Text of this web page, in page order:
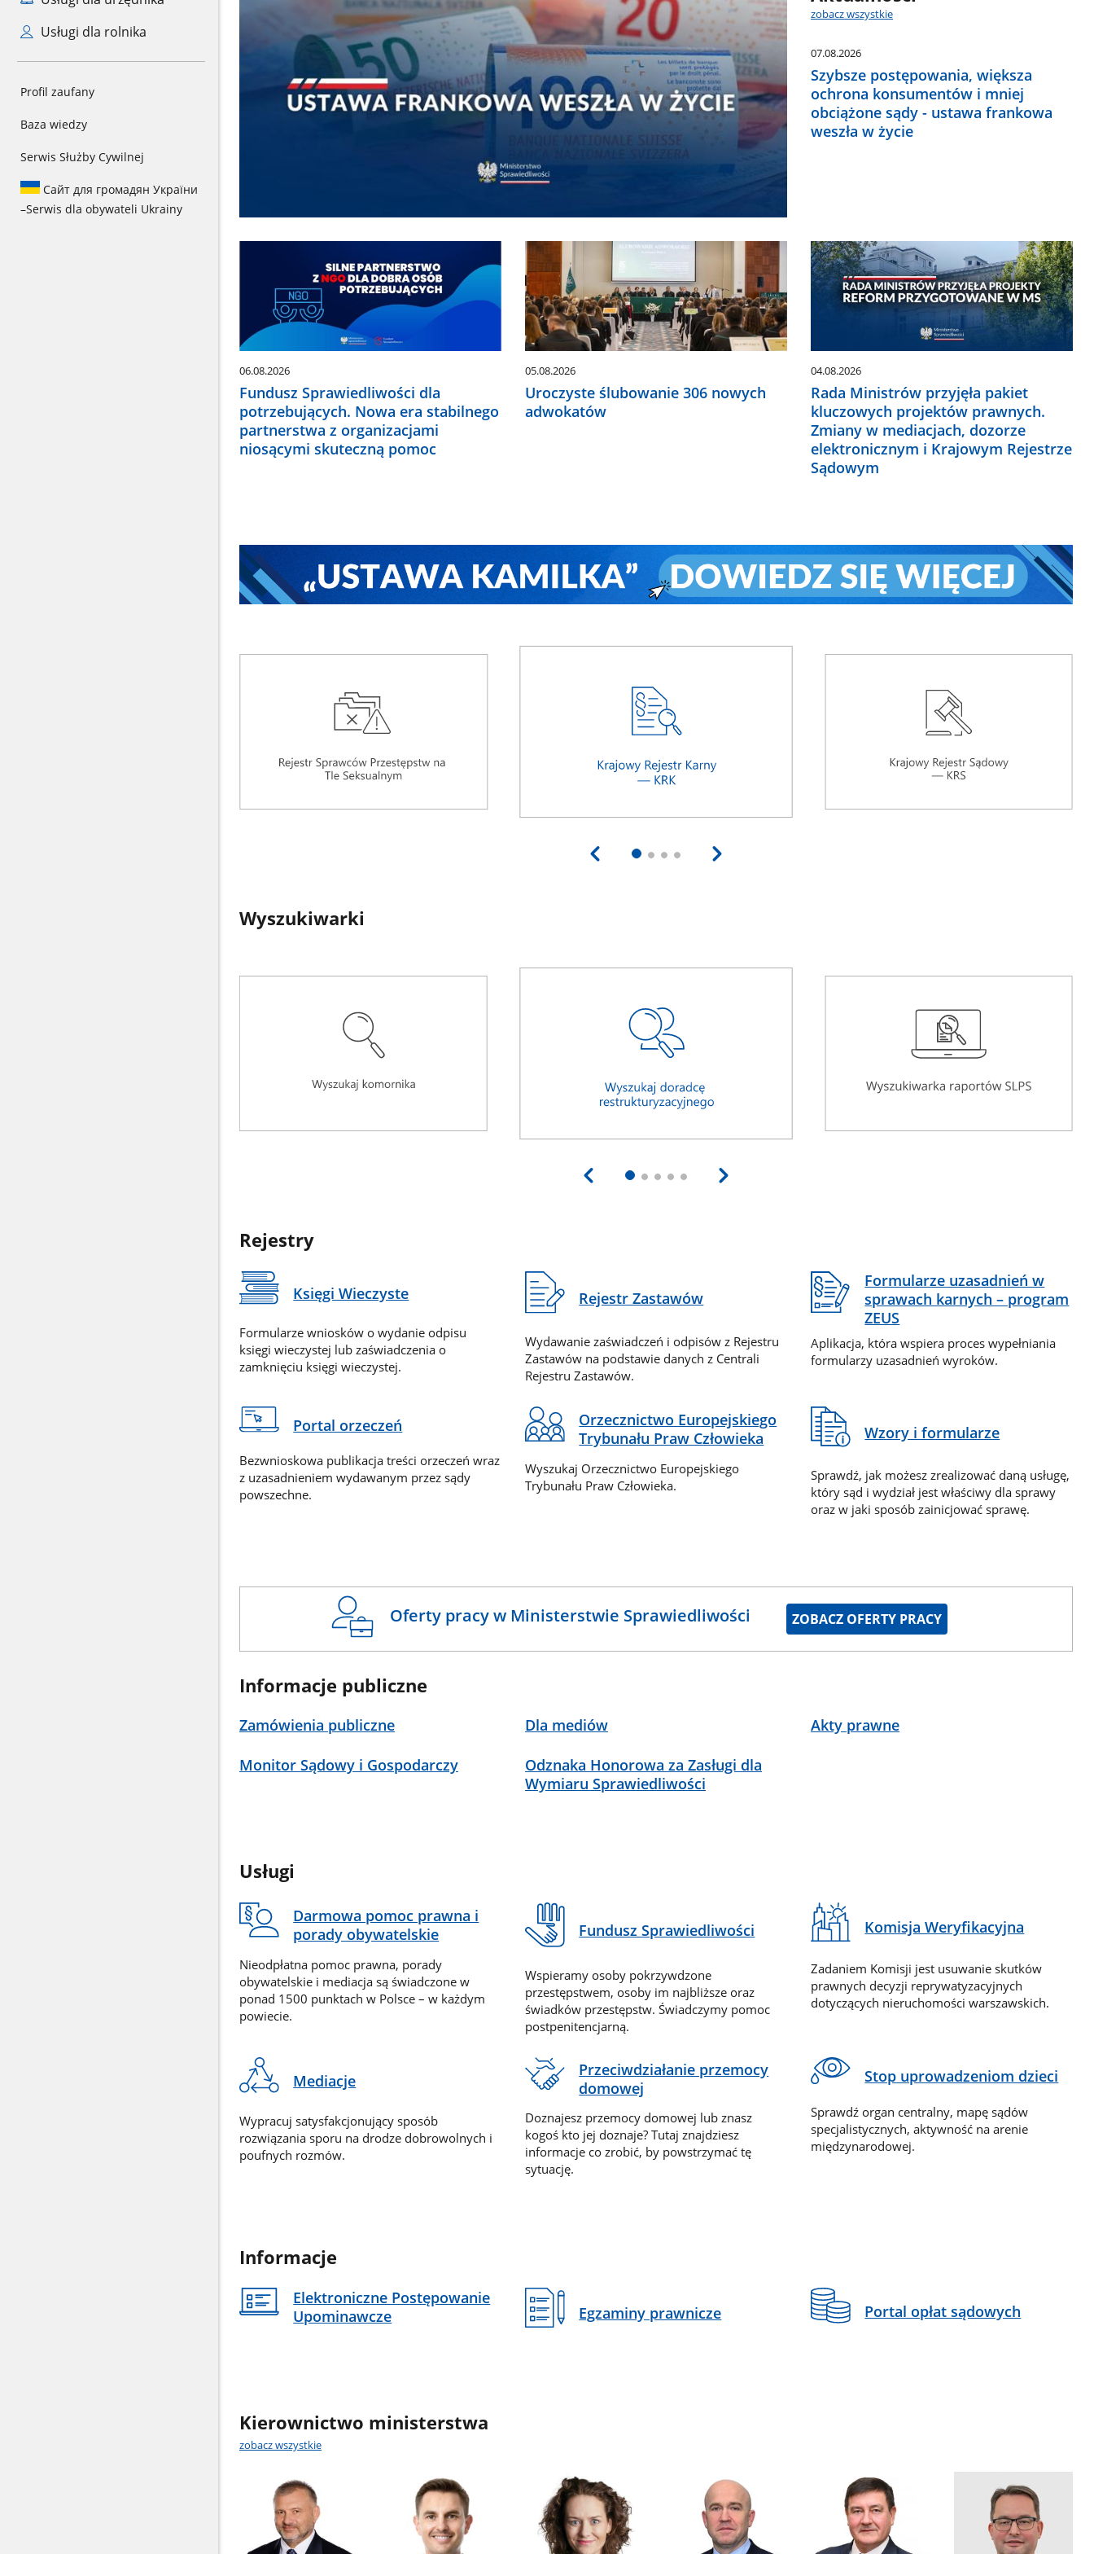
Usługi dla rolnika
Profil zaufany
Baza wiedzy
Serwis Służby Cywilnej
Сайт для громадян України
–Serwis dla obywateli Ukrainy
zobacz wszystkie
07.08.2026
Szybsze postępowania, większa
ochrona konsumentów i mniej
obciążone sądy - ustawa frankowa
weszła w życie
06.08.2026
Fundusz Sprawiedliwości dla
potrzebujących. Nowa era stabilnego
partnerstwa z organizacjami
niosącymi skuteczną pomoc
05.08.2026
Uroczyste ślubowanie 306 nowych
adwokatów
04.08.2026
Rada Ministrów przyjęła pakiet
kluczowych projektów prawnych.
Zmiany w mediacjach, dozorze
elektronicznym i Krajowym Rejestrze
Sądowym
Wyszukiwarki
Rejestry
Księgi Wieczyste
Formularze wniosków o wydanie odpisu
księgi wieczystej lub zaświadczenia o
zamknięciu księgi wieczystej.
Rejestr Zastawów
Wydawanie zaświadczeń i odpisów z Rejestru
Zastawów na podstawie danych z Centrali
Rejestru Zastawów.
Formularze uzasadnień w
sprawach karnych – program
ZEUS
Aplikacja, która wspiera proces wypełniania
formularzy uzasadnień wyroków.
Portal orzeczeń
Bezwnioskowa publikacja treści orzeczeń wraz
z uzasadnieniem wydawanym przez sądy
powszechne.
Orzecznictwo Europejskiego
Trybunału Praw Człowieka
Wyszukaj Orzecznictwo Europejskiego
Trybunału Praw Człowieka.
Wzory i formularze
Sprawdź, jak możesz zrealizować daną usługę,
który sąd i wydział jest właściwy dla sprawy
oraz w jaki sposób zainicjować sprawę.
Oferty pracy w Ministerstwie Sprawiedliwości ZOBACZ OFERTY PRACY
Informacje publiczne
Zamówienia publiczne Dla mediów Akty prawne
Monitor Sądowy i Gospodarczy
Odznaka Honorowa za Zasługi dla
Wymiaru Sprawiedliwości
Usługi
Darmowa pomoc prawna i
porady obywatelskie
Nieodpłatna pomoc prawna, porady
obywatelskie i mediacja są świadczone w
ponad 1500 punktach w Polsce – w każdym
powiecie.
Fundusz Sprawiedliwości
Wspieramy osoby pokrzywdzone
przestępstwem, osoby im najbliższe oraz
świadków przestępstw. Świadczymy pomoc
postpenitencjarną.
Komisja Weryfikacyjna
Zadaniem Komisji jest usuwanie skutków
prawnych decyzji reprywatyzacyjnych
dotyczących nieruchomości warszawskich.
Mediacje
Wypracuj satysfakcjonujący sposób
rozwiązania sporu na drodze dobrowolnych i
poufnych rozmów.
Przeciwdziałanie przemocy
domowej
Doznajesz przemocy domowej lub znasz
kogoś kto jej doznaje? Tutaj znajdziesz
informacje co zrobić, by powstrzymać tę
sytuację.
Stop uprowadzeniom dzieci
Sprawdź organ centralny, mapę sądów
specjalistycznych, aktywność na arenie
międzynarodowej.
Informacje
Elektroniczne Postępowanie
Upominawcze
Egzaminy prawnicze Portal opłat sądowych
Kierownictwo ministerstwa
zobacz wszystkie